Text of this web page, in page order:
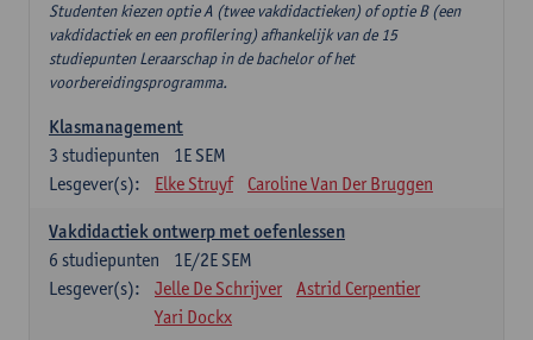
Studenten kiezen optie A (twee vakdidactieken) of optie B (een
vakdidactiek en een profilering) afhankelijk van de 15
studiepunten Leraarschap in de bachelor of het
voorbereidingsprogramma.
Klasmanagement
1E SEM
3 studiepunten
Lesgever(s):
Elke Struyf Caroline Van Der Bruggen
Vakdidactiek ontwerp met oefenlessen
1E/2E SEM
6 studiepunten
Lesgever(s):
Jelle De Schrijver
Astrid Cerpentier
Yari Dockx